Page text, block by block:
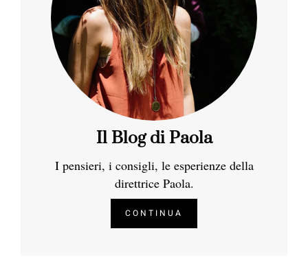
Il Blog di Paola
I pensieri, i consigli, le esperienze della
direttrice Paola.
CONTINUA